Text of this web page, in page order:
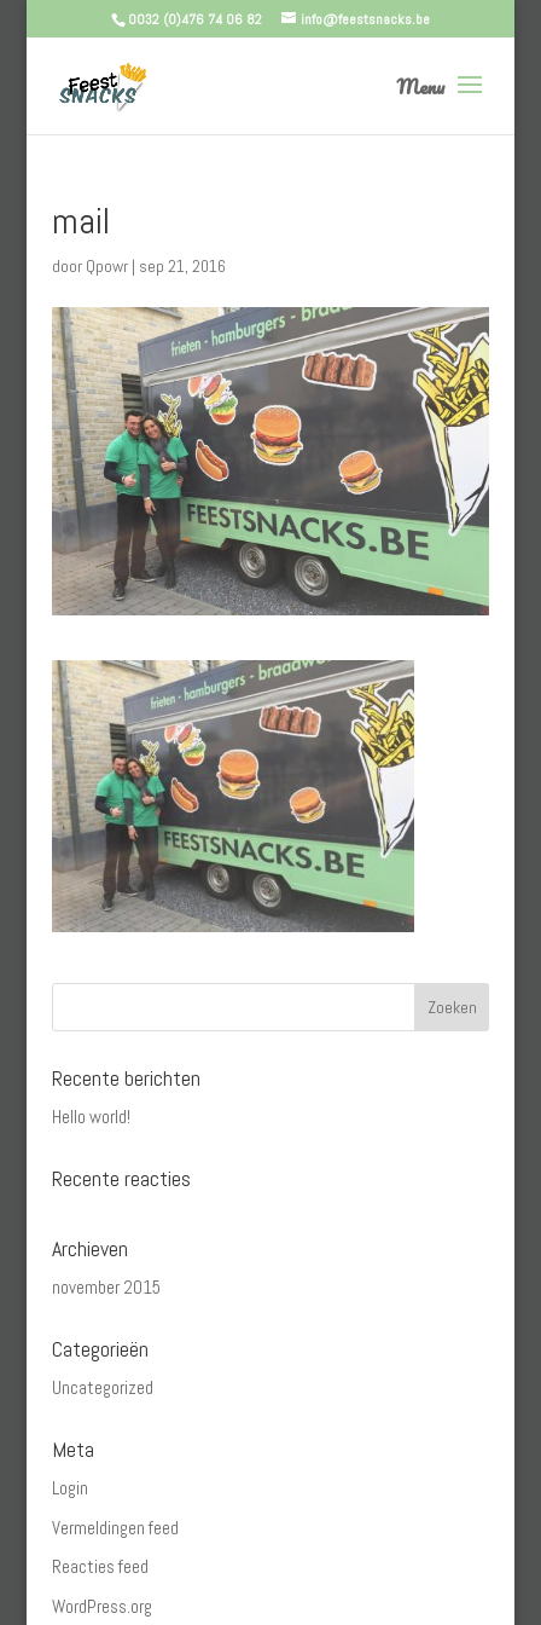
0032 (0)476 74 06 82 info@feestsnacks.be
mail
door Qpowr| sep 21, 2016
Recente berichten
Hello world!
Recente reacties
Archieven
november 2015
Categorieën
Uncategorized
Meta
Login
Vermeldingen feed
Reacties feed
WordPress.org